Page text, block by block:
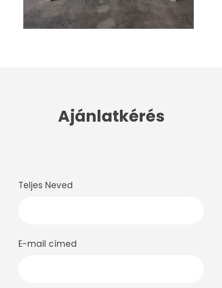
Ajánlatkérés
Teljes Neved
E-mail címed